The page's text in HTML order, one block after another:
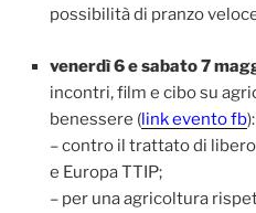
possibilità di pranzo
venerdì 6 e sabato 7
incontri, film e cibo su
benessere (link evento fb):
– contro il trattato di
e Europa TTIP;
– per una agricoltura